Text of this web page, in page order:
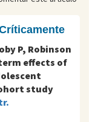
P, Robinson
effects of
study